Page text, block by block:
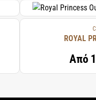
ROYAL
Από